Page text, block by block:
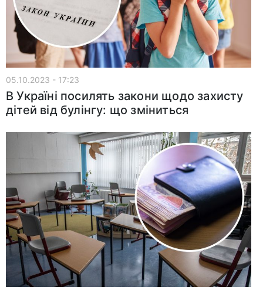
05.10.2023 - 17:23
В Україні посилять закони щодо захисту
дітей від булінгу: що зміниться